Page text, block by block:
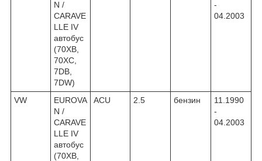
N /
CARAVE
LLE IV
автобус
(70XB,
70XC,
7DB,
7DW)
-
04.2003
VW
EUROVA
N /
CARAVE
LLE IV
автобус
(70XB,
ACU 2.5 бензин
11.1990
-
04.2003